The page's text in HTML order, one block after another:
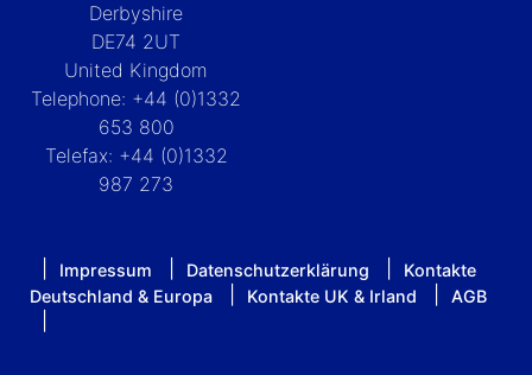
Derbyshire
DE74 2UT
United Kingdom
Telephone: +44 (0)1332
653 800
Telefax: +44 (0)1332
987 273
Impressum Datenschutzerklärung
Kontakte
Deutschland & Europa
Kontakte UK & Irland AGB